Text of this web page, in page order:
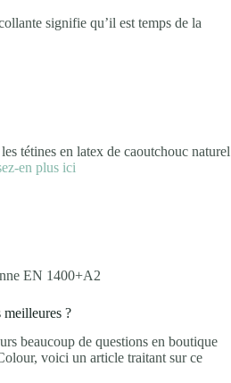
signifie qu’il est temps de la
tétines en latex de caoutchouc naturel
en plus ici
EN 1400+A2
meilleures ?
beaucoup de questions en boutique
voici un article traitant sur ce